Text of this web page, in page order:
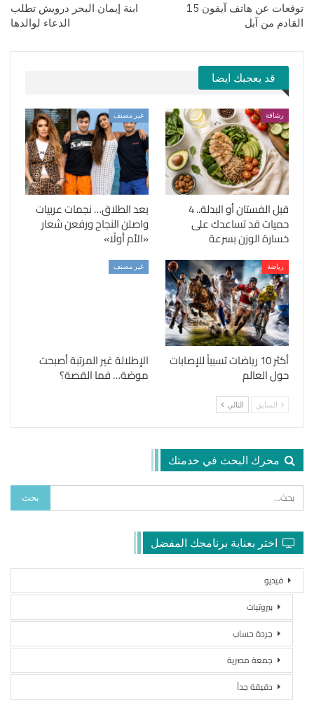
توقعات عن هاتف آيفون 15
القادم من آبل
ابنة إيمان البحر درويش تطلب
الدعاء لوالدها
قد يعجبك ايضا
رشاقة
قبل الفستان أو البدلة.. 4
حميات قد تساعدك على
خسارة الوزن بسرعة
غير مصنف
بعد الطلاق… نجمات عربيات
واصلن النجاح ورفعن شعار
«الأم أولًا»
رياضة
أكثر 10 رياضات تسبباً للإصابات
حول العالم
غير مصنف
الإطلالة غير المرتبة أصبحت
موضة… فما القصة؟
السابق التالي
محرك البحث في خدمتك
اختر بعناية برنامجك المفضل
فيديو
بيروتيات
جردة حساب
جمعة مصرية
دقيقة جداً